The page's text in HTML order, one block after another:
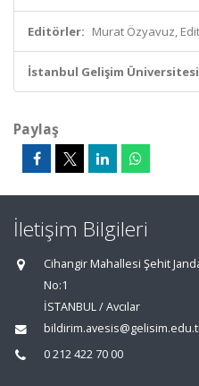
Editörler: Murat Özyavuz,
İstanbul Gelişim
Paylaş
İletişim Bilgileri
Cihangir Mahallesi Şehit
No:1
İSTANBUL / Avcılar
0 212 422 70 00